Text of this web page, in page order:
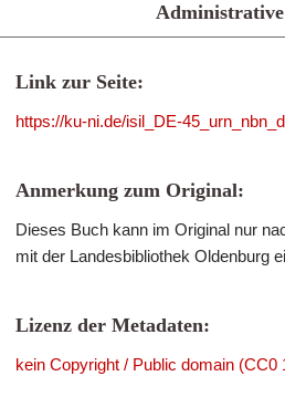
Link zur Seite:
https://ku-ni.de/isil_DE-
Anmerkung zum Original:
Dieses Buch kann im Original nur
mit der Landesbibliothek Oldenburg
Lizenz der Metadaten:
kein Copyright / Public domain (CC0